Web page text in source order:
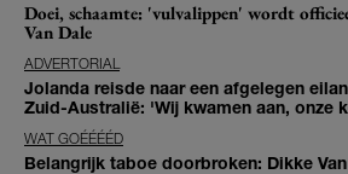
Doei, schaamte: 'vulvalippen' wordt
Van Dale
ADVERTORIAL
Jolanda reisde naar een afgelegen
Zuid-Australië: 'Wij kwamen aan, onze
WAT GOÉÉÉÉD
Belangrijk taboe doorbroken: Dikke